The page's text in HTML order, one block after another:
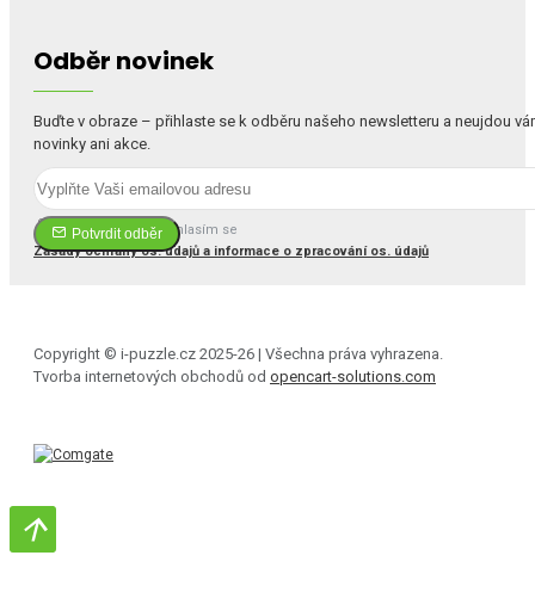
Odběr novinek
Buďte v obraze – přihlaste se k odběru našeho newsletteru a neujdou
novinky ani akce.
Potvrdit odběr
Četl(a) jsem a souhlasím se
Zásady ochrany os. údajů a informace o zpracování os. údajů
Copyright © i-puzzle.cz 2025-26 | Všechna práva vyhrazena.
Tvorba internetových obchodů od opencart-solutions.com